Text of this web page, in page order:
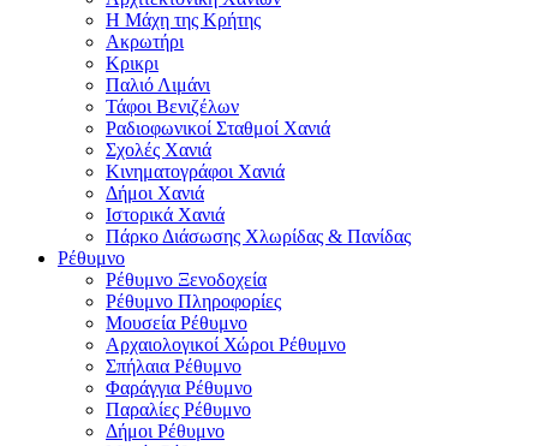
Η Μάχη της Κρήτης
Ακρωτήρι
Κρικρι
Παλιό Λιμάνι
Τάφοι Βενιζέλων
Ραδιοφωνικοί Σταθμοί Χανιά
Σχολές Χανιά
Κινηματογράφοι Χανιά
Δήμοι Χανιά
Ιστορικά Χανιά
Πάρκο Διάσωσης Χλωρίδας & Πανίδας
Ρέθυμνο
Ρέθυμνο Ξενοδοχεία
Ρέθυμνο Πληροφορίες
Μουσεία Ρέθυμνο
Αρχαιολογικοί Χώροι Ρέθυμνο
Σπήλαια Ρέθυμνο
Φαράγγια Ρέθυμνο
Παραλίες Ρέθυμνο
Δήμοι Ρέθυμνο